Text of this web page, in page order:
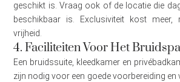
geschikt is. Vraag ook of de locatie die
beschikbaar is. Exclusiviteit kost
vrijheid.
4. Faciliteiten Voor Het
Een bruidssuite, kleedkamer en
zijn nodig voor een goede voorbereiding